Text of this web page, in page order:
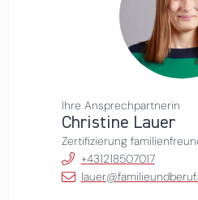
Ihre Ansprechpartnerin
Christine Lauer
Zertifizierung
+431218507017